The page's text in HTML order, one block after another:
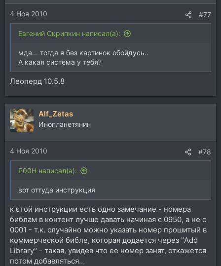
4 Ноя 2010 #77
Евгений Скрипкин написал(а):
мда... тогда я без картинок обойдусь..
А какая система у тебя?
Леоперд 10.5.8
Alf_Zetas
Инопланетянин
4 Ноя 2010 #78
P00H написал(а):
вот оттуда инструкция
к єтой инструкции есть одно замечание - номера
библам в контент лучше давать начиная с 0950, а не с
0001 - т.к. случайно можно указать номер прошитый в
коммерческой библе, которая додается через "Add
Library" - такая, увидев что ее номер занят, откажется
потом добавляться…